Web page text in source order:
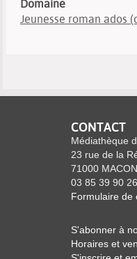
Domaine
Jeunesse roman ados
CONTACT
Médiathèque
23 rue de la
71000 MACON
03 85 39 90 26
Formulaire de
S'abonner à
Horaires et